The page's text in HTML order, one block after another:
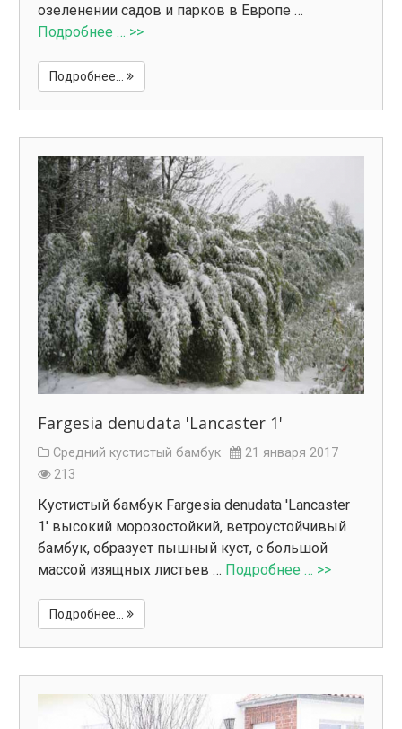
озеленении садов и парков в Европе …
Подробнее … >>
Подробнее...
Fargesia denudata 'Lancaster 1'
Средний кустистый бамбук
21 января 2017
213
Кустистый бамбук Fargesia denudata 'Lancaster
1' высокий морозостойкий, ветроустойчивый
бамбук, образует пышный куст, с большой
массой изящных листьев … Подробнее … >>
Подробнее...